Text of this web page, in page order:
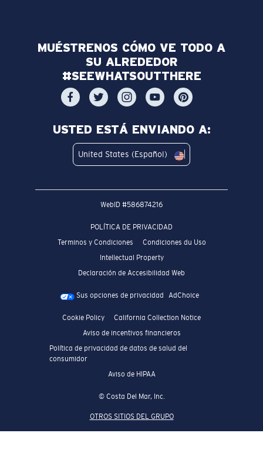
MUÉSTRENOS CÓMO VE TODO A
SU ALREDEDOR
#SEEWHATSOUTTHERE
USTED ESTÁ ENVIANDO A:
United States (Español)
WebID #586874216
POLÍTICA DE PRIVACIDAD
Terminos y Condiciones
Condiciones du Uso
Intellectual Property
Declaración de Accesibilidad Web
Sus opciones de privacidad AdChoice
Cookie Policy
California Collection Notice
Aviso de incentivos financieros
Política de privacidad de datos de salud del
consumidor
Aviso de HIPAA
© Costa Del Mar, Inc.
OTROS SITIOS DEL GRUPO